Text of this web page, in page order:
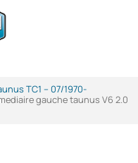
TC1 -- 07/1970-
gauche taunus V6 2.0